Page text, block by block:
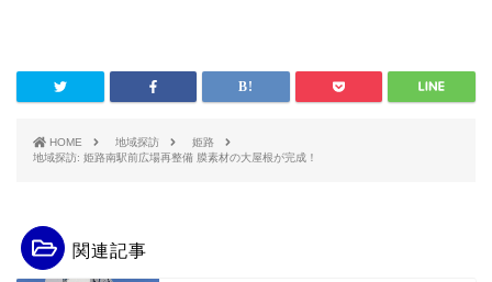
HOME 地域探訪
姫路
地域探訪: 姫路南駅前広場再整備 膜素材の大屋根が完成！
関連記事